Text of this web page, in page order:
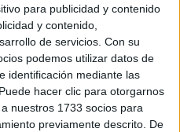
para publicidad y contenido
y contenido,
de servicios. Con su
podemos utilizar datos de
identificación mediante las
hacer clic para otorgarnos
nuestros 1733 socios para
previamente descrito. De